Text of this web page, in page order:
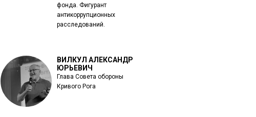
фонда. Фигурант
антикоррупционных
расследований.
ВИЛКУЛ АЛЕКСАНДР
ЮРЬЕВИЧ
Глава Совета обороны
Кривого Рога